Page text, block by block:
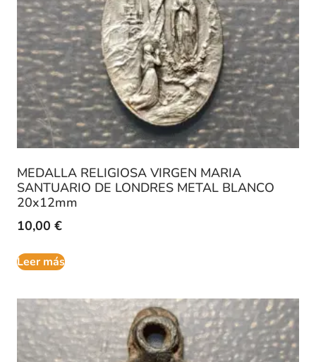
MEDALLA RELIGIOSA VIRGEN MARIA
SANTUARIO DE LONDRES METAL BLANCO
20x12mm
10,00 €
Leer más